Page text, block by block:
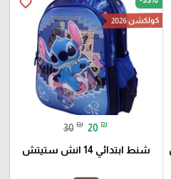
favorite_border
كولكشن 2026
30 ₪ 20 ₪
شنط ابتدائي 14 انش ستيتش